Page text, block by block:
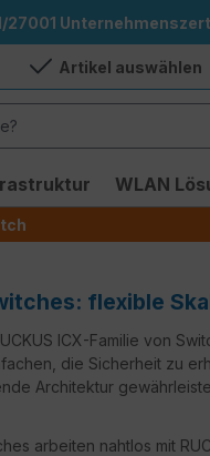
27001
Artikel auswählen
WLAN
flexible
ICX-Familie von
die Sicherheit zu
Architektur
arbeiten nahtlos mit